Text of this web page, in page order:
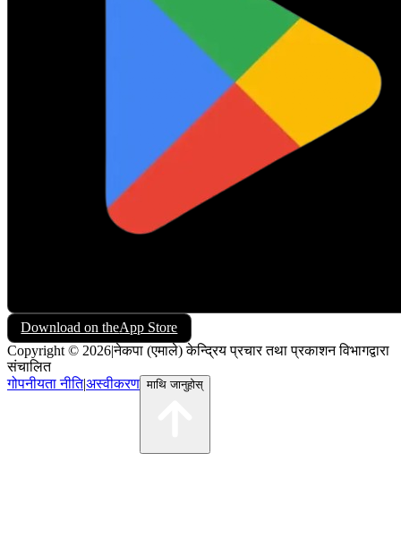
Download on theApp Store
Copyright © 2026|नेकपा (एमाले) केन्द्रिय प्रचार तथा प्रकाशन विभागद्वारा
संचालित
गोपनीयता नीति|अस्वीकरण माथि जानुहोस्